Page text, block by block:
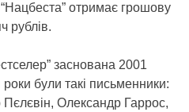
отримає грошову
рублів.
заснована 2001
роки були такі письменники:
Олександр Гаррос,